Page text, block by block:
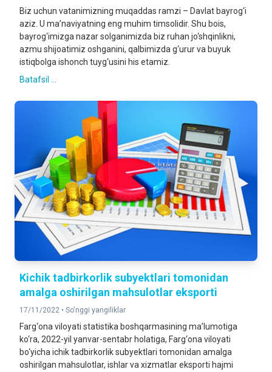
Biz uchun vatanimizning muqaddas ramzi – Davlat bayrog‘i
aziz. U ma’naviyatning eng muhim timsolidir. Shu bois,
bayrog‘imizga nazar solganimizda biz ruhan jo‘shqinlikni,
azmu shijoatimiz oshganini, qalbimizda g‘urur va buyuk
istiqbolga ishonch tuyg‘usini his etamiz.
Batafsil ...
Kichik tadbirkorlik subyektlari tomonidan
amalga oshirilgan mahsulotlar eksporti
17/11/2022 • So'nggi yangiliklar
Farg‘ona viloyati statistika boshqarmasining ma’lumotiga
ko‘ra, 2022-yil yanvar-sentabr holatiga, Farg‘ona viloyati
bo‘yicha ichik tadbirkorlik subyektlari tomonidan amalga
oshirilgan mahsulotlar, ishlar va xizmatlar eksporti hajmi